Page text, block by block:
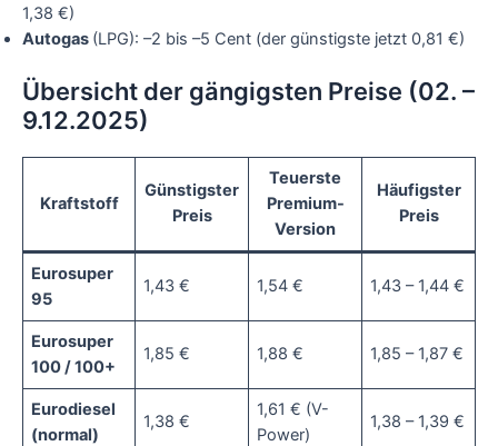
1,38 €)
Autogas (LPG): –2 bis –5 Cent (der günstigste jetzt 0,81 €)
Übersicht der gängigsten Preise (02. –
9.12.2025)
Kraftstoff
Günstigster
Preis
Teuerste
Premium-
Version
Häufigster
Preis
Eurosuper
95
1,43 € 1,54 € 1,43 – 1,44 €
Eurosuper
100 / 100+
1,85 € 1,88 € 1,85 – 1,87 €
Eurodiesel
(normal)
1,38 €
1,61 € (V-
Power)
1,38 – 1,39 €